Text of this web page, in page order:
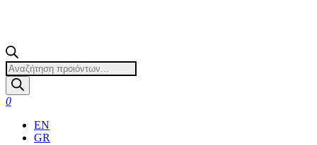
Products
search
0
EN
GR